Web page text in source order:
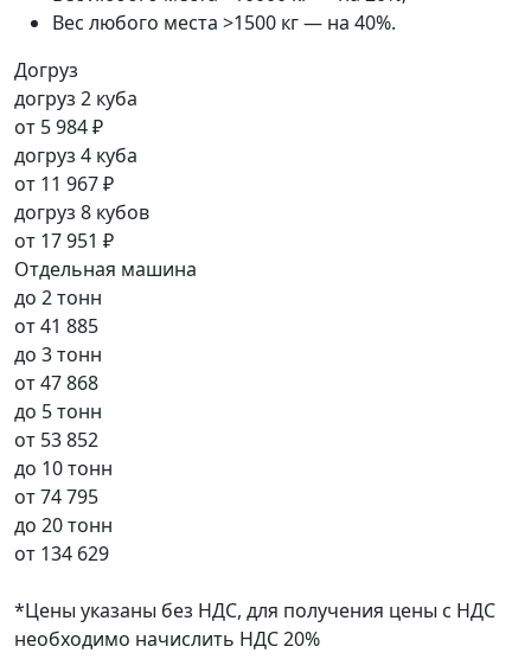
Вес любого места >1500 кг — на 40%.
Догруз
догруз 2 куба
от 5 984 ₽
догруз 4 куба
от 11 967 ₽
догруз 8 кубов
от 17 951 ₽
Отдельная машина
до 2 тонн
от41 885
до 3 тонн
от47 868
до 5 тонн
от 53 852
до 10 тонн
от74 795
до 20 тонн
от 134 629
*Цены указаны без НДС, для получения цены с НДС
необходимо начислить НДС 20%